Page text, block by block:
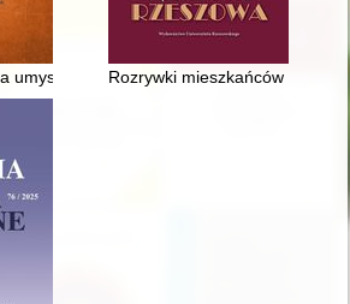
umysłowa w środowisku magnackim
Rozrywki mieszkańców